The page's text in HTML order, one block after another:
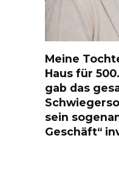
Meine
Haus für
gab das
sein
Geschäft“